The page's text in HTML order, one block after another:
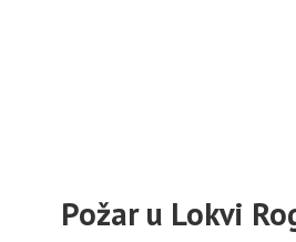
Požar u Lokvi